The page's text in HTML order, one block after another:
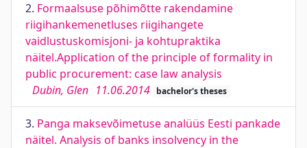
2. Formaalsuse põhimõtte rakendamine
riigihankemenetluses riigihangete
vaidlustuskomisjoni- ja kohtupraktika
näitel.Application of the principle of formality in
public procurement: case law analysis
Dubin, Glen 11.06.2014 bachelor's theses
3. Panga maksevõimetuse analüüs Eesti pankade
näitel. Analysis of banks insolvency in the